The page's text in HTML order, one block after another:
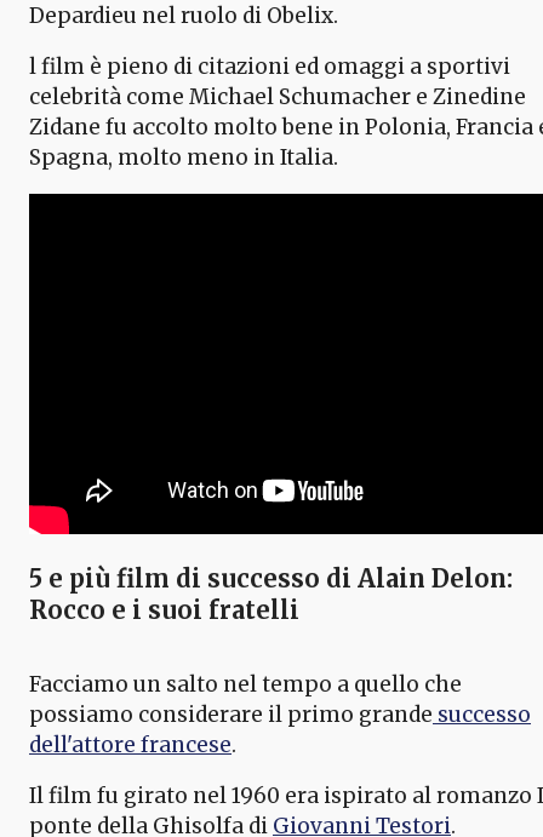
Depardieu nel ruolo di Obelix.
l film è pieno di citazioni ed omaggi a sportivi
celebrità come Michael Schumacher e Zinedine
Zidane fu accolto molto bene in Polonia, Francia
Spagna, molto meno in Italia.
5 e più film di successo di Alain Delon:
Rocco e i suoi fratelli
Facciamo un salto nel tempo a quello che
possiamo considerare il primo grande successo
dell'attore francese.
Il film fu girato nel 1960 era ispirato al romanzo
ponte della Ghisolfa di Giovanni Testori.